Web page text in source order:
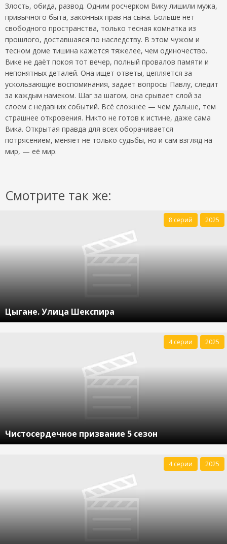
Злость, обида, развод. Одним росчерком Вику лишили мужа,
привычного быта, законных прав на сына. Больше нет
свободного пространства, только тесная комнатка из
прошлого, доставшаяся по наследству. В этом чужом и
тесном доме тишина кажется тяжелее, чем одиночество.
Вике не даёт покоя тот вечер, полный провалов памяти и
непонятных деталей. Она ищет ответы, цепляется за
ускользающие воспоминания, задает вопросы Павлу, следит
за каждым намеком. Шаг за шагом, она срывает слой за
слоем с недавних событий. Всё сложнее — чем дальше, тем
страшнее откровения. Никто не готов к истине, даже сама
Вика. Открытая правда для всех оборачивается
потрясением, меняет не только судьбы, но и сам взгляд на
мир, — её мир.
Смотрите так же:
Цыгане. Улица Шекспира
8 серий 2025
Чистосердечное призвание 5 сезон
4 серии 2025
4 серии 2025